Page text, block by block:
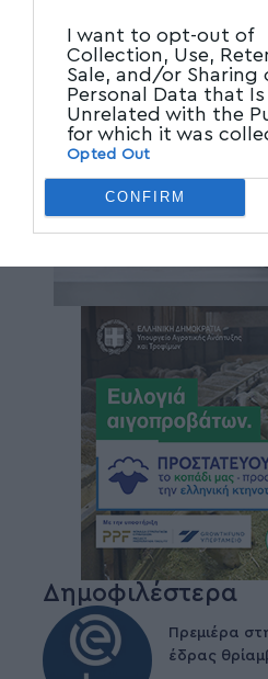
I want to opt-out of
Collection, Use,
Sale, and/or Sharing
Personal Data that Is
Unrelated with the
for which it was
Opted Out
CONFIRM
Δημοφιλέστερα
Πρεμιέρα
έδρας